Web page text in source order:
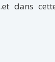
dans